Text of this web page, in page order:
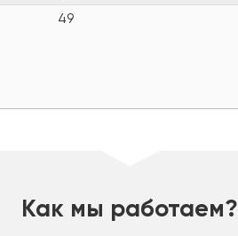
49
Как мы работаем?